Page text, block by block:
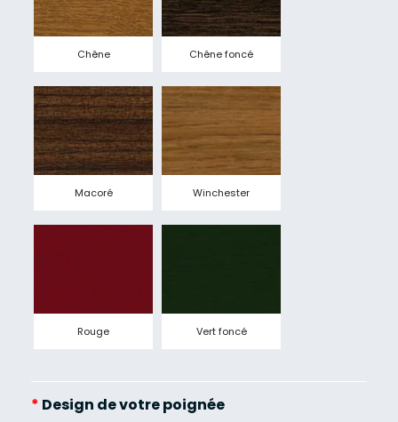
Chêne Chêne foncé
Macoré Winchester
Rouge Vert foncé
* Design de votre poignée